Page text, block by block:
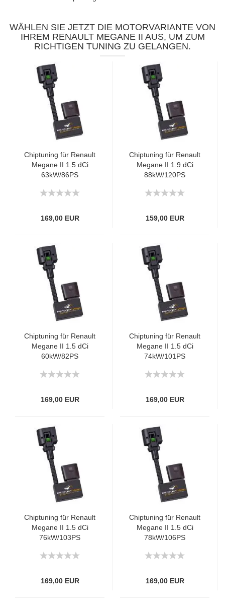
WÄHLEN SIE JETZT DIE MOTORVARIANTE VON
IHREM RENAULT MEGANE II AUS, UM ZUM
RICHTIGEN TUNING ZU GELANGEN.
Chiptuning für Renault
Megane II 1.5 dCi
63kW/86PS
169,00 EUR
Chiptuning für Renault
Megane II 1.9 dCi
88kW/120PS
159,00 EUR
Chiptuning für Renault
Megane II 1.5 dCi
60kW/82PS
169,00 EUR
Chiptuning für Renault
Megane II 1.5 dCi
74kW/101PS
169,00 EUR
Chiptuning für Renault
Megane II 1.5 dCi
76kW/103PS
169,00 EUR
Chiptuning für Renault
Megane II 1.5 dCi
78kW/106PS
169,00 EUR